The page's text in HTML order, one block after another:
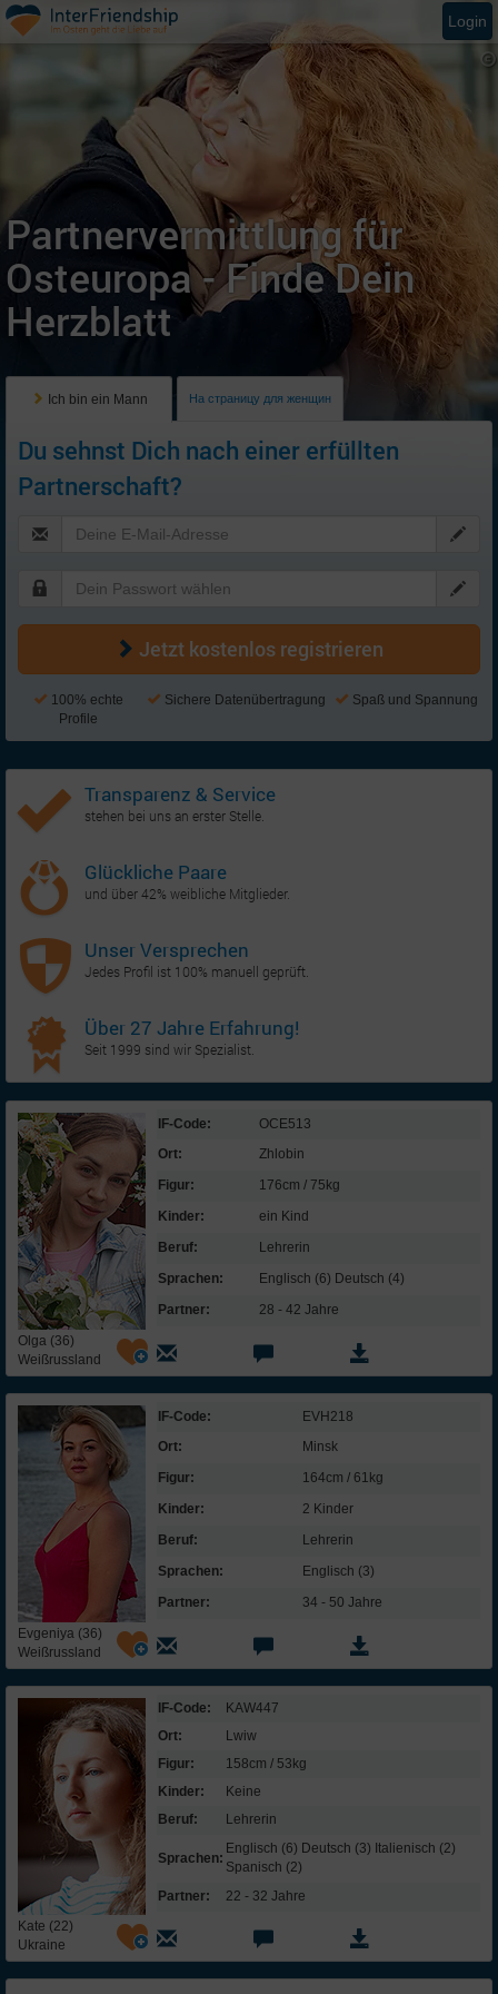
Partnervermittlung für
Osteuropa - Finde Dein
Herzblatt
Ich bin ein Mann На страницу для женщин
Du sehnst Dich nach einer erfüllten
Partnerschaft?
Jetzt kostenlos registrieren
100% echte
Profile
Sichere Datenübertragung Spaß und Spannung
Transparenz & Service
stehen bei uns an erster Stelle.
Glückliche Paare
und über 42% weibliche Mitglieder.
Unser Versprechen
Jedes Profil ist 100% manuell geprüft.
Über 27 Jahre Erfahrung!
Seit 1999 sind wir Spezialist.
Olga (36)
Weißrussland
IF-Code:
OCE513
Ort:
Zhlobin
Figur:
176cm / 75kg
Kinder:
ein Kind
Beruf:
Lehrerin
Sprachen:
Englisch (6) Deutsch (4)
Partner:
28 - 42 Jahre
Evgeniya (36)
Weißrussland
IF-Code:
EVH218
Ort:
Minsk
Figur:
164cm / 61kg
Kinder:
2 Kinder
Beruf:
Lehrerin
Sprachen:
Englisch (3)
Partner:
34 - 50 Jahre
Kate (22)
Ukraine
IF-Code:
KAW447
Ort:
Lwiw
Figur:
158cm / 53kg
Kinder:
Keine
Beruf:
Lehrerin
Sprachen:
Englisch (6) Deutsch (3) Italienisch (2)
Spanisch (2)
Partner:
22 - 32 Jahre
Login